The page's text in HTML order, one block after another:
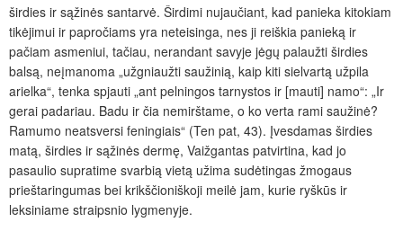
širdies ir sąžinės santarvė. Širdimi nujaučiant, kad panieka kitokiam
tikėjimui ir papročiams yra neteisinga, nes ji reiškia panieką ir
pačiam asmeniui, tačiau, nerandant savyje jėgų palaužti širdies
balsą, neįmanoma „užgniaužti saužinią, kaip kiti sielvartą užpila
arielka“, tenka spjauti „ant pelningos tarnystos ir [mauti] namo“: „Ir
gerai padariau. Badu ir čia nemirštame, o ko verta rami saužinė?
Ramumo neatsversi feningiais“ (Ten pat, 43). Įvesdamas širdies
matą, širdies ir sąžinės dermę, Vaižgantas patvirtina, kad jo
pasaulio supratime svarbią vietą užima sudėtingas žmogaus
prieštaringumas bei krikščioniškoji meilė jam, kurie ryškūs ir
leksiniame straipsnio lygmenyje.